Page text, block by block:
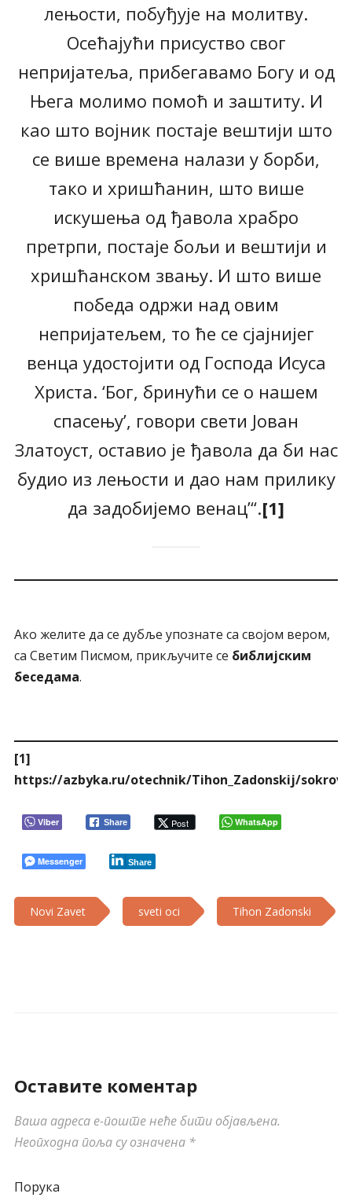
лењости, побуђује на молитву.
Осећајући присуство свог
непријатеља, прибегавамо Богу и од
Њега молимо помоћ и заштиту. И
као што војник постаје вештији што
се више времена налази у борби,
тако и хришћанин, што више
искушења од ђавола храбро
претрпи, постаје бољи и вештији и
хришћанском звању. И што више
победа одржи над овим
непријатељем, то ће се сјајнијег
венца удостојити од Господа Исуса
Христа. ‘Бог, бринући се о нашем
спасењу’, говори свети Јован
Златоуст, оставио је ђавола да би нас
будио из лењости и дао нам прилику
да задобијемо венац’“.[1]
Ако желите да се дубље упознате са својом вером,
са Светим Писмом, прикључите се библијским
беседама.
[1]
https://azbyka.ru/otechnik/Tihon_Zadonskij/
Viber Share Post WhatsApp
Messenger Share
Novi Zavet sveti oci Tihon Zadonski
Оставите коментар
Ваша адреса е-поште неће бити објављена.
Неопходна поља су означена *
Порука